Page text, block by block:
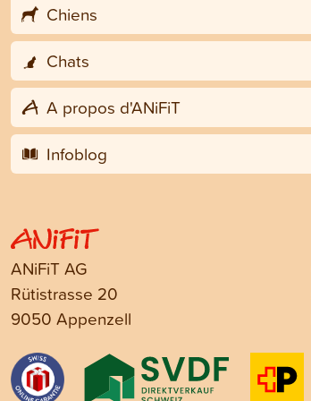
Chiens
Chats
A propos d'ANiFiT
Infoblog
ANiFiT AG
Rütistrasse 20
9050 Appenzell